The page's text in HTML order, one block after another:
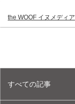
the WOOF イヌメディア
すべての記事